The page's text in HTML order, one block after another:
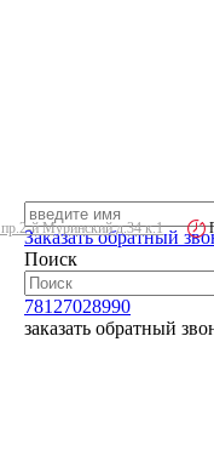
пр.2-й Муринский д.34 к.1
Заказать обратный
Поиск
78127028990
заказать обратный